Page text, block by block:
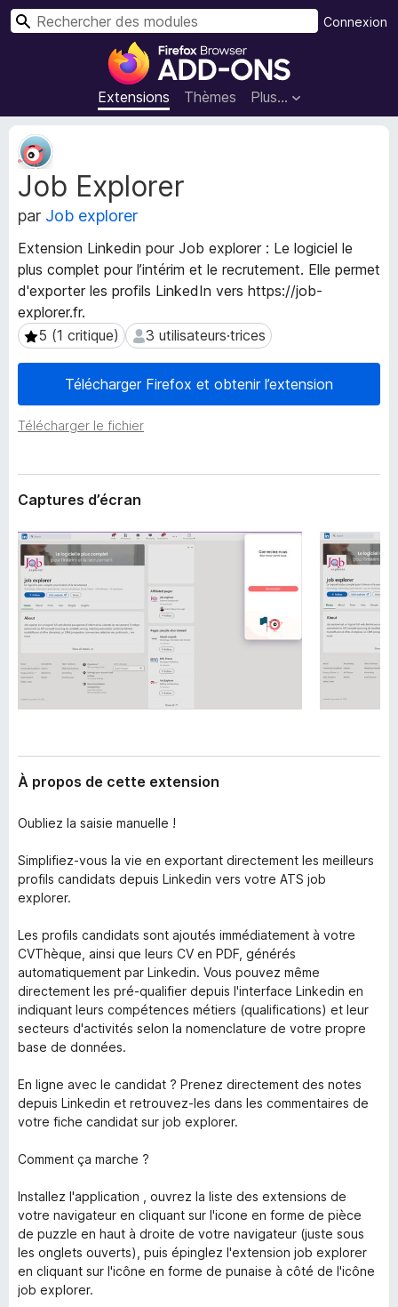
M
o
d
u
u
r
l
n
a
i
e
Extensions Thèmes Plus…
Connexion
R
Job Explorer
par Job explorer
Extension Linkedin pour Job explorer : Le logiciel le
plus complet pour l’intérim et le recrutement. Elle permet
d'exporter les profils LinkedIn vers https://job-
explorer.fr.
5 (1 critique)
5 (1 critique) 3 utilisateurs·trices
3 utilisateurs·trices
Télécharger Firefox et obtenir l’extension
Télécharger le fichier
M
é
a
d
n
n
é
e
s
d
e
’
e
e
n
i
o
n
Captures d’écran
À propos de cette extension
Oubliez la saisie manuelle !
Simplifiez-vous la vie en exportant directement les meilleurs
profils candidats depuis Linkedin vers votre ATS job
explorer.
Les profils candidats sont ajoutés immédiatement à votre
CVThèque, ainsi que leurs CV en PDF, générés
automatiquement par Linkedin. Vous pouvez même
directement les pré-qualifier depuis l'interface Linkedin en
indiquant leurs compétences métiers (qualifications) et leur
secteurs d'activités selon la nomenclature de votre propre
base de données.
En ligne avec le candidat ? Prenez directement des notes
depuis Linkedin et retrouvez-les dans les commentaires de
votre fiche candidat sur job explorer.
Comment ça marche ?
Installez l'application , ouvrez la liste des extensions de
votre navigateur en cliquant sur l'icone en forme de pièce
de puzzle en haut à droite de votre navigateur (juste sous
les onglets ouverts), puis épinglez l'extension job explorer
en cliquant sur l'icône en forme de punaise à côté de l'icône
job explorer.